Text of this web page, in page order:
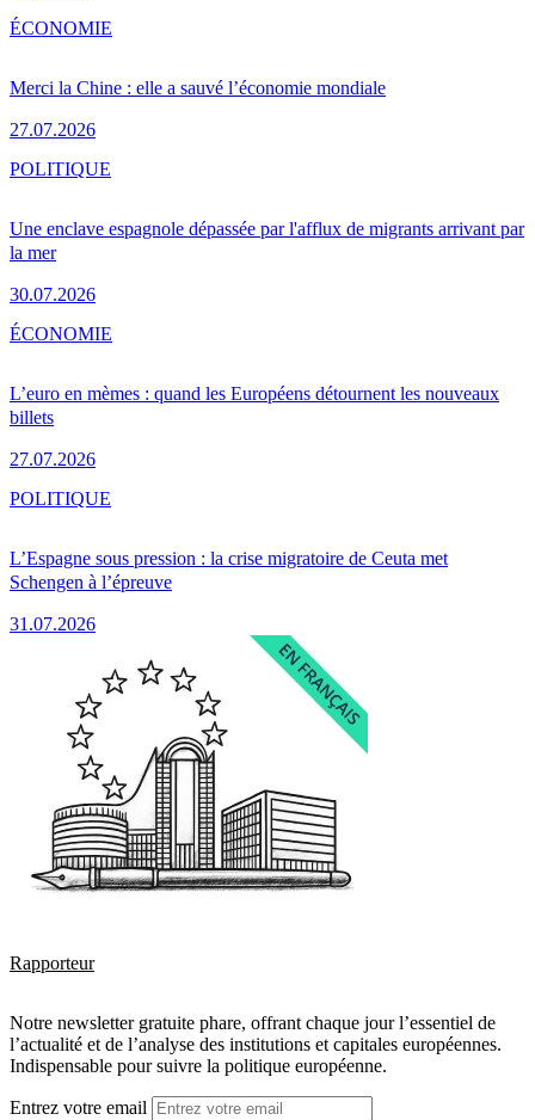
Merci la Chine : elle a sauvé l’économie mondiale
27.07.2026
ÉCONOMIE
Une enclave espagnole dépassée par l'afflux de migrants arrivant par
la mer
30.07.2026
POLITIQUE
L’euro en mèmes : quand les Européens détournent les nouveaux
billets
27.07.2026
ÉCONOMIE
L’Espagne sous pression : la crise migratoire de Ceuta met
Schengen à l’épreuve
31.07.2026
POLITIQUE
Rapporteur
Notre newsletter gratuite phare, offrant chaque jour l’essentiel de
l’actualité et de l’analyse des institutions et capitales européennes.
Indispensable pour suivre la politique européenne.
Entrez votre email